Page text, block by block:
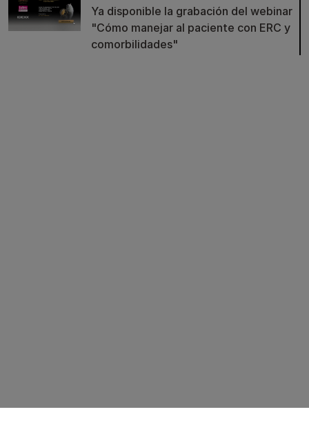
Ya disponible la grabación del webinar
"Cómo manejar al paciente con ERC y
comorbilidades"